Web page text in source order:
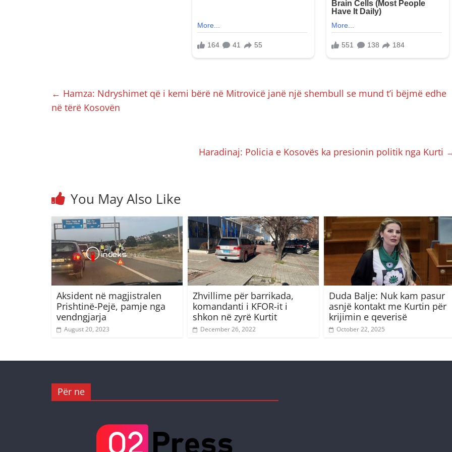
← Hamza: Ndryshimet që i kemi bërë në Mitrovicë janë një shembull se mund t’i bëjmë edhe
në tërë Kosovën
Haradinaj: Policia e Kosovës ka presionin politik nga Kurti
You May Also Like
Aksident në magjistralen
Prishtinë-Pejë, pamje nga
vendngjarja
August 20, 2023
Zhvillime për barrikada,
komandanti i KFOR-it i
shkon në zyrë Kurtit
December 26, 2022
Duda Balje: Nuk kam pasur
asnjë kontakt me Kurtin për
krijimin e qeverisë
October 22, 2025
Për ne